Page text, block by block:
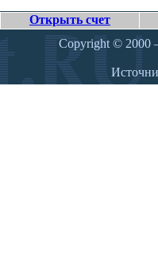
Открыть счет
Copyright © 2000